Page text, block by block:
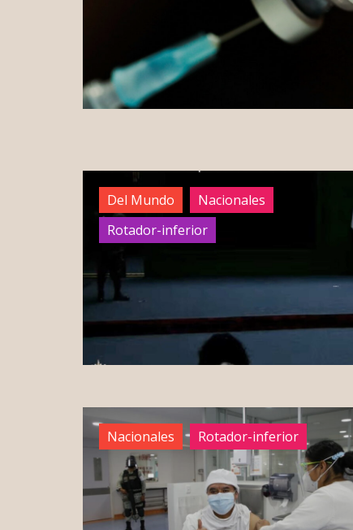
Del Mundo
Nacionales
Rotador-inferior
Nacionales Rotador-inferior